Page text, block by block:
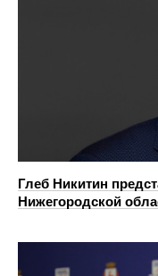
Глеб Никитин
Нижегородской